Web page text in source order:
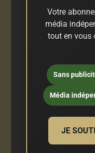
Votre
média
tout en vous
Sans
Média
JE